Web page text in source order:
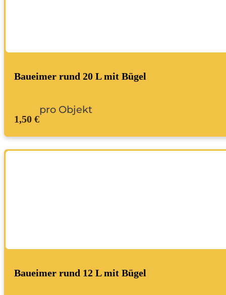
Baueimer rund 20 L mit Bügel
1,50 €
pro Objekt
Baueimer rund 12 L mit Bügel